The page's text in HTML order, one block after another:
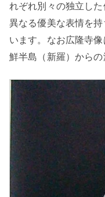
れぞれ別々の独立し
異なる優美な表情を
います。なお広隆寺
鮮半島（新羅）からの